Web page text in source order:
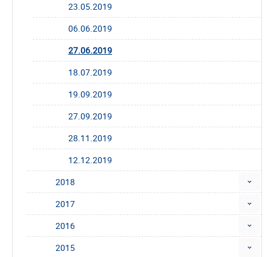
23.05.2019
06.06.2019
27.06.2019
18.07.2019
19.09.2019
27.09.2019
28.11.2019
12.12.2019
2018
2017
2016
2015